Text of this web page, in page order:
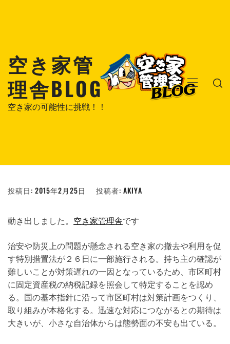
キ
空き家管
理舎BLOG
空き家の可能性に挑戦！！
メ
投稿日: 2015年2月25日 投稿者: AKIYA
動き出しました。 空き家管理舎です
治安や防災上の問題が懸念される空き家の撤去や利用を促
す特別措置法が２６日に一部施行される。持ち主の確認が
難しいことが対策遅れの一因となっているため、市区町村
に固定資産税の納税記録を照会して特定することを認め
る。国の基本指針に沿って市区町村は対策計画をつくり、
取り組みが本格化する。迅速な対応につながるとの期待は
大きいが、小さな自治体からは態勢面の不安も出ている。